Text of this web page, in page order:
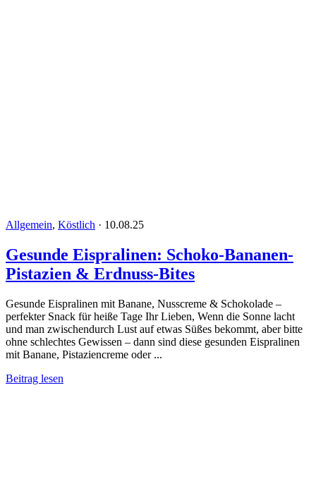
Allgemein, Köstlich · 10.08.25
Gesunde Eispralinen: Schoko-Bananen-
Pistazien & Erdnuss-Bites
Gesunde Eispralinen mit Banane, Nusscreme & Schokolade –
perfekter Snack für heiße Tage Ihr Lieben, Wenn die Sonne lacht
und man zwischendurch Lust auf etwas Süßes bekommt, aber bitte
ohne schlechtes Gewissen – dann sind diese gesunden Eispralinen
mit Banane, Pistaziencreme oder ...
Beitrag lesen